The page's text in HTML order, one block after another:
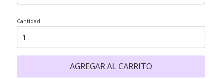
Cantidad
AGREGAR AL CARRITO